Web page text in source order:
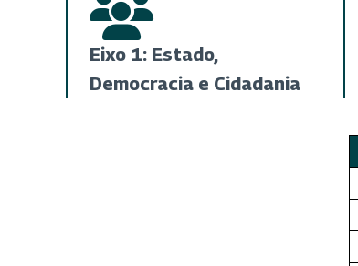
Eixo 1: Estado,
Democracia e Cidadania